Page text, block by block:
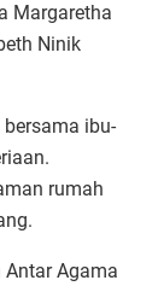
Margaretha
Ninik
ibu-
rumah
Agama